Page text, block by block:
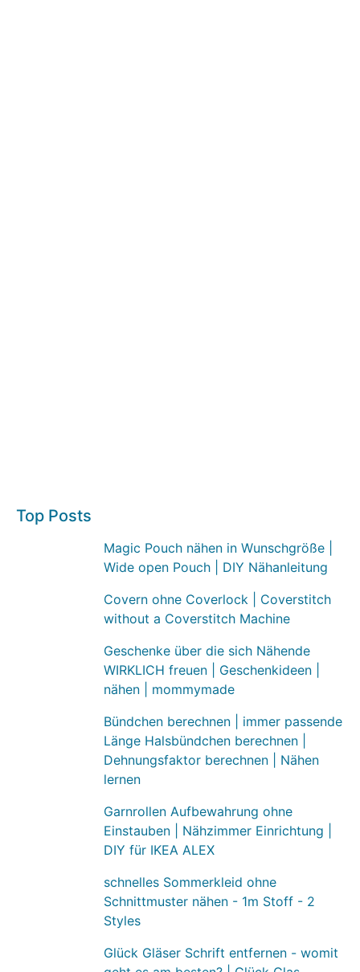
Top Posts
Magic Pouch nähen in Wunschgröße |
Wide open Pouch | DIY Nähanleitung
Covern ohne Coverlock | Coverstitch
without a Coverstitch Machine
Geschenke über die sich Nähende
WIRKLICH freuen | Geschenkideen |
nähen | mommymade
Bündchen berechnen | immer passende
Länge Halsbündchen berechnen |
Dehnungsfaktor berechnen | Nähen
lernen
Garnrollen Aufbewahrung ohne
Einstauben | Nähzimmer Einrichtung |
DIY für IKEA ALEX
schnelles Sommerkleid ohne
Schnittmuster nähen - 1m Stoff - 2
Styles
Glück Gläser Schrift entfernen - womit